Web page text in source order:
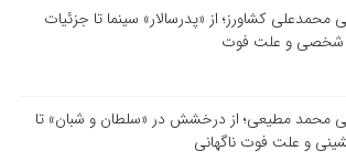
محمدعلی کشاورز؛ از «پدرسالار» سینما تا جزئیات
شخصی و علت فوت
محمد مطیعی؛ از درخشش در «سلطان و شبان» تا
و علت فوت ناگهانی